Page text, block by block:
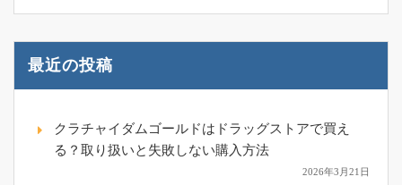
最近の投稿
クラチャイダムゴールドはドラッグストアで買え
る？取り扱いと失敗しない購入方法
2026年3月21日